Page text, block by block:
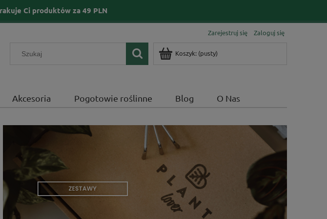
Ci produktów za 49 PLN
Zarejestruj się Zaloguj się
Koszyk: (pusty)
Akcesoria Pogotowie roślinne Blog O Nas